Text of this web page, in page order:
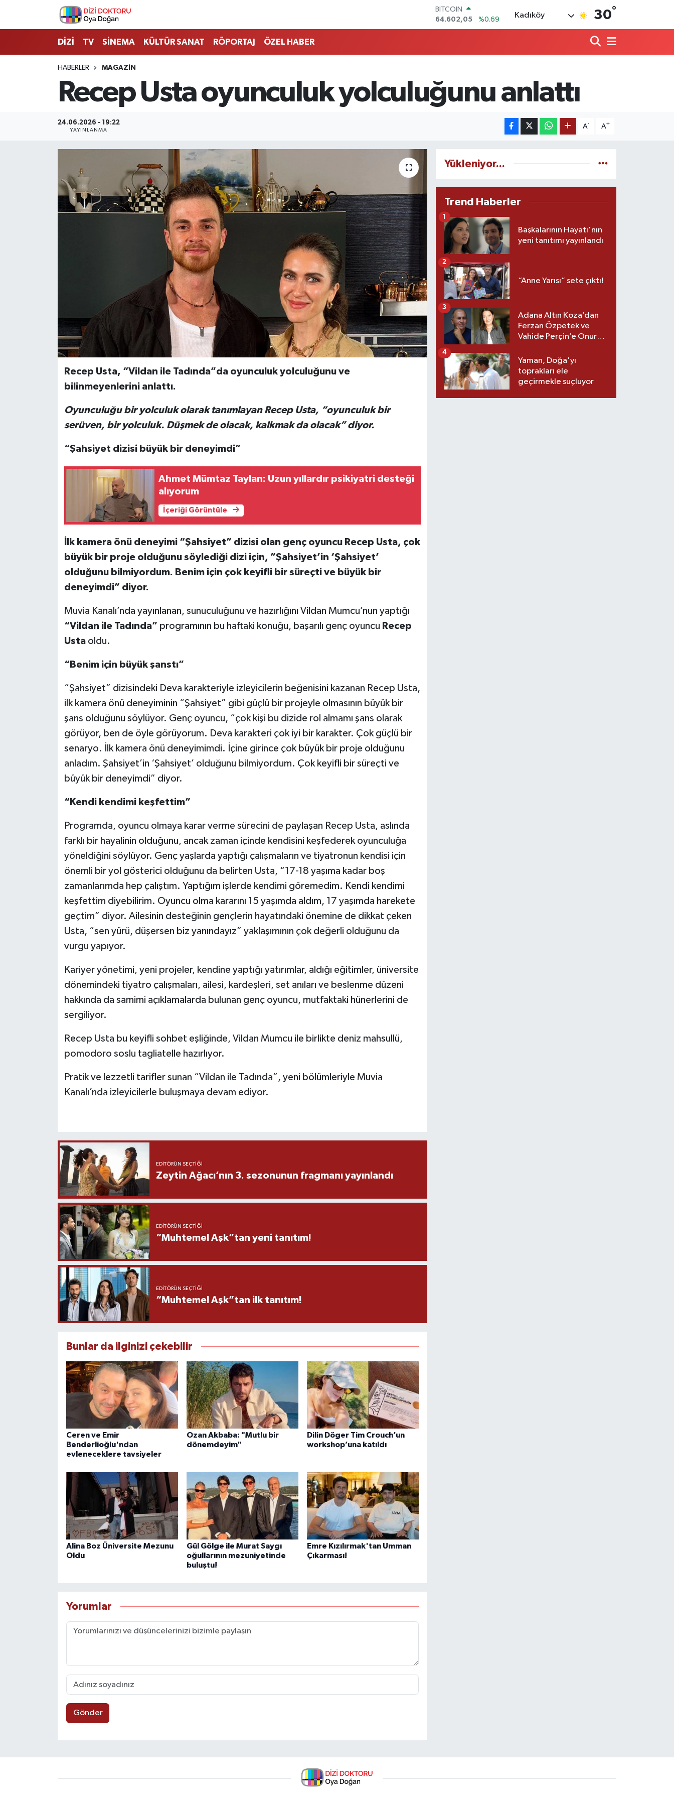
BITCOIN
64.602,05
%0.69
GRAM ALTIN
6513.94
%0.32
BİST100
Kadıköy 30°
DİZİ TV SİNEMA KÜLTÜR SANAT RÖPORTAJ ÖZEL HABER
HABERLER MAGAZİN
Recep Usta oyunculuk yolculuğunu anlattı
24.06.2026 - 19:22
YAYINLANMA
A- A+
Recep Usta, “Vildan ile Tadında”da oyunculuk yolculuğunu ve
bilinmeyenlerini anlattı.
Oyunculuğu bir yolculuk olarak tanımlayan Recep Usta, “oyunculuk bir
serüven, bir yolculuk. Düşmek de olacak, kalkmak da olacak” diyor.
“Şahsiyet dizisi büyük bir deneyimdi”
Ahmet Mümtaz Taylan: Uzun yıllardır psikiyatri desteği
alıyorum
İçeriği Görüntüle
İlk kamera önü deneyimi “Şahsiyet” dizisi olan genç oyuncu Recep Usta, çok
büyük bir proje olduğunu söylediği dizi için, ”Şahsiyet’in ‘Şahsiyet’
olduğunu bilmiyordum. Benim için çok keyifli bir süreçti ve büyük bir
deneyimdi” diyor.
Muvia Kanalı’nda yayınlanan, sunuculuğunu ve hazırlığını Vildan Mumcu’nun yaptığı
“Vildan ile Tadında” programının bu haftaki konuğu, başarılı genç oyuncu Recep
Ustaoldu.
“Benim için büyük şanstı”
“Şahsiyet” dizisindeki Deva karakteriyle izleyicilerin beğenisini kazanan Recep Usta,
ilk kamera önü deneyiminin “Şahsiyet” gibi güçlü bir projeyle olmasının büyük bir
şans olduğunu söylüyor. Genç oyuncu, “çok kişi bu dizide rol almamı şans olarak
görüyor, ben de öyle görüyorum. Deva karakteri çok iyi bir karakter. Çok güçlü bir
senaryo. İlk kamera önü deneyimimdi. İçine girince çok büyük bir proje olduğunu
anladım. Şahsiyet’in ‘Şahsiyet’ olduğunu bilmiyordum. Çok keyifli bir süreçti ve
büyük bir deneyimdi” diyor.
“Kendi kendimi keşfettim”
Programda, oyuncu olmaya karar verme sürecini de paylaşan Recep Usta, aslında
farklı bir hayalinin olduğunu, ancak zaman içinde kendisini keşfederek oyunculuğa
yöneldiğini söylüyor. Genç yaşlarda yaptığı çalışmaların ve tiyatronun kendisi için
önemli bir yol gösterici olduğunu da belirten Usta, “17-18 yaşıma kadar boş
zamanlarımda hep çalıştım. Yaptığım işlerde kendimi göremedim. Kendi kendimi
keşfettim diyebilirim. Oyuncu olma kararını 15 yaşımda aldım, 17 yaşımda harekete
geçtim” diyor. Ailesinin desteğinin gençlerin hayatındaki önemine de dikkat çeken
Usta, “sen yürü, düşersen biz yanındayız” yaklaşımının çok değerli olduğunu da
vurgu yapıyor.
Kariyer yönetimi, yeni projeler, kendine yaptığı yatırımlar, aldığı eğitimler, üniversite
dönemindeki tiyatro çalışmaları, ailesi, kardeşleri, set anıları ve beslenme düzeni
hakkında da samimi açıklamalarda bulunan genç oyuncu, mutfaktaki hünerlerini de
sergiliyor.
Recep Usta bu keyifli sohbet eşliğinde, Vildan Mumcu ile birlikte deniz mahsullü,
pomodoro soslu tagliatelle hazırlıyor.
Pratik ve lezzetli tarifler sunan “Vildan ile Tadında”, yeni bölümleriyle Muvia
Kanalı’nda izleyicilerle buluşmaya devam ediyor.
EDITÖRÜN SEÇTIĞI
Zeytin Ağacı’nın 3. sezonunun fragmanı yayınlandı
EDITÖRÜN SEÇTIĞI
“Muhtemel Aşk”tan yeni tanıtım!
EDITÖRÜN SEÇTIĞI
“Muhtemel Aşk”tan ilk tanıtım!
Bunlar da ilginizi çekebilir
Ceren ve Emir
Benderlioğlu'ndan
evleneceklere tavsiyeler
Ozan Akbaba: "Mutlu bir
dönemdeyim"
Dilin Döger Tim Crouch’un
workshop’una katıldı
Alina Boz Üniversite Mezunu
Oldu
Gül Gölge ile Murat Saygı
oğullarının mezuniyetinde
buluştu!
Emre Kızılırmak'tan Umman
Çıkarması!
Yorumlar
Gönder
Yükleniyor...
Trend Haberler
Başkalarının Hayatı'nın
yeni tanıtımı yayınlandı
1
“Anne Yarısı” sete çıktı!
2
Adana Altın Koza’dan
Ferzan Özpetek ve
Vahide Perçin’e Onur
3
Yaman, Doğa'yı
toprakları ele
geçirmekle suçluyor
4
İstanbul Nöbetçi Eczaneler
İstanbul Hava Durumu
İstanbul Namaz Vakitleri
Son Dakika Haberleri